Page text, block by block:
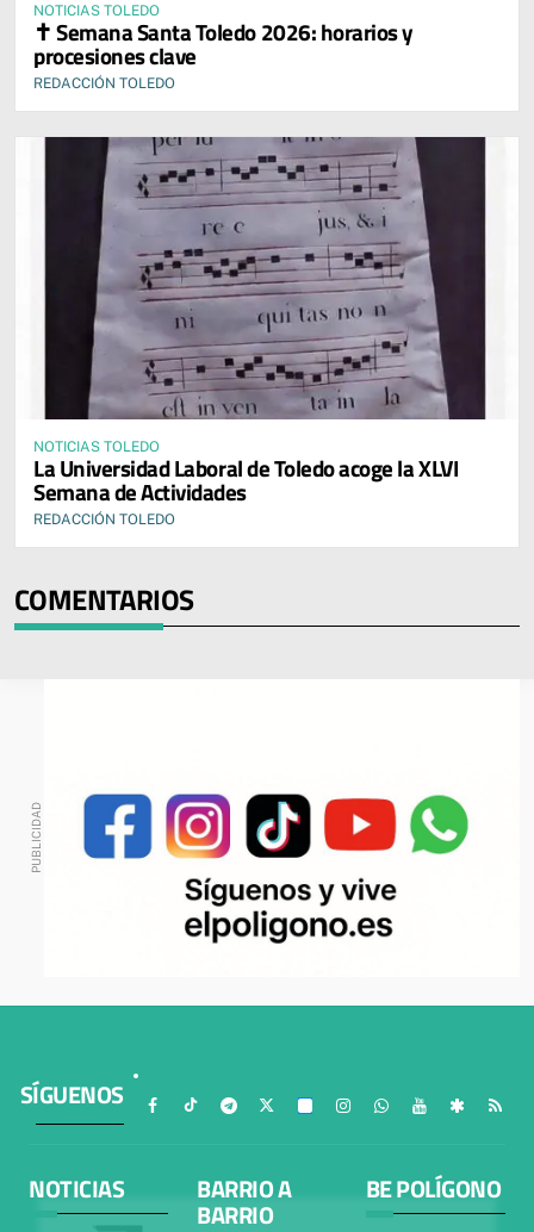
NOTICIAS TOLEDO
✝️ Semana Santa Toledo 2026: horarios y
procesiones clave
REDACCIÓN TOLEDO
NOTICIAS TOLEDO
La Universidad Laboral de Toledo acoge la XLVI
Semana de Actividades
REDACCIÓN TOLEDO
COMENTARIOS
SÍGUENOS
NOTICIAS BARRIO A
BARRIO
BE POLÍGONO